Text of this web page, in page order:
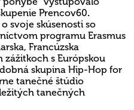
Prencov60.
svoje skúsenosti so
programu Erasmus
Francúzska
zážitkoch s Európskou
skupina Hip-Hop for
tanečné štúdio
tanečných